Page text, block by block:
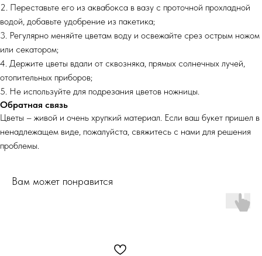
2. Переставьте его из аквабокса в вазу с проточной прохладной
водой, добавьте удобрение из пакетика;
3. Регулярно меняйте цветам воду и освежайте срез острым ножом
или секатором;
4. Держите цветы вдали от сквозняка, прямых солнечных лучей,
отопительных приборов;
5. Не используйте для подрезания цветов ножницы.
Обратная связь
Цветы – живой и очень хрупкий материал. Если ваш букет пришел в
ненадлежащем виде, пожалуйста, свяжитесь с нами для решения
проблемы.
Вам может понравится